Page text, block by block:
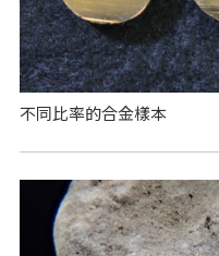
不同比率的合金樣本